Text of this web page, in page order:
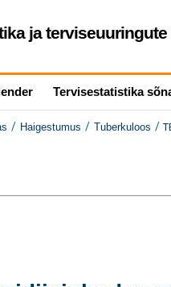
ja
Tervisestatistika
/ Haigestumus / Tuberkuloos /